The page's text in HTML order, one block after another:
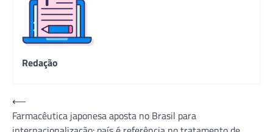
Redação
Navegação
de
⟵
Farmacêutica japonesa aposta no Brasil para